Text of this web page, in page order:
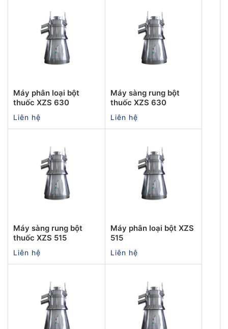
Máy phân loại bột
thuốc XZS 630
Liên hệ
Máy sàng rung bột
thuốc XZS 630
Liên hệ
Máy sàng rung bột
thuốc XZS 515
Liên hệ
Máy phân loại bột XZS
515
Liên hệ